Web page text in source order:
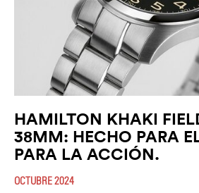
HAMILTON KHAKI
38MM: HECHO PARA
PARA LA ACCIÓN.
OCTUBRE 2024